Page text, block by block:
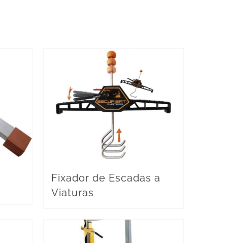
Fixador de Escadas a
Viaturas